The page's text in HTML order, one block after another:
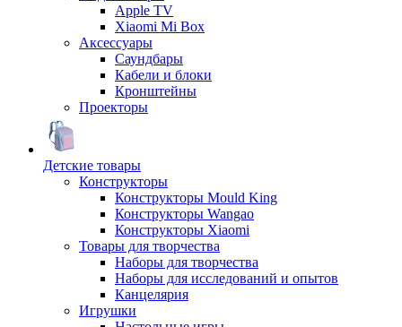
Apple TV
Xiaomi Mi Box
Аксессуары
Саундбары
Кабели и блоки
Кронштейны
Проекторы
Детские товары
Конструкторы
Конструкторы Mould King
Конструкторы Wangao
Конструкторы Xiaomi
Товары для творчества
Наборы для творчества
Наборы для исследований и опытов
Канцелярия
Игрушки